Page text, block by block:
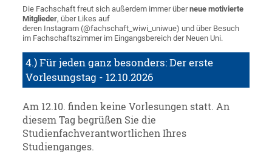
Die Fachschaft freut sich außerdem immer überneue motivierte
Mitglieder, über Likes auf
deren Instagram (@fachschaft_wiwi_uniwue) und über Besuch
im Fachschaftszimmer im Eingangsbereich der Neuen Uni.
4.) Für jeden ganz besonders: Der erste
Vorlesungstag - 12.10.2026
Am 12.10. finden keine Vorlesungen statt. An
diesem Tag begrüßen Sie die
Studienfachverantwortlichen Ihres
Studienganges.